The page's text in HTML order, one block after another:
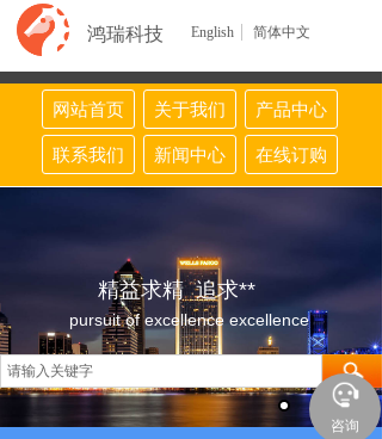
鸿瑞科技 English 简体中文
网站首页 关于我们 产品中心
联系我们 新闻中心 在线订购
精益求精 追求**
pursuit of excellence excellence
咨询